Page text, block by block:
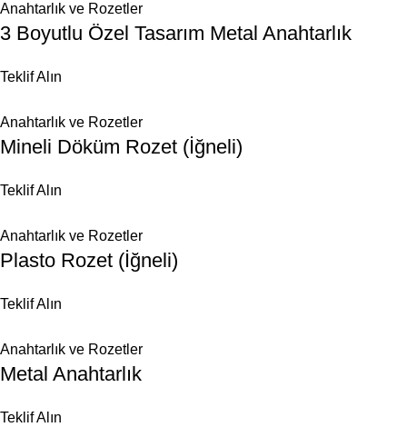
Anahtarlık ve Rozetler
3 Boyutlu Özel Tasarım Metal Anahtarlık
Teklif Alın
Anahtarlık ve Rozetler
Mineli Döküm Rozet (İğneli)
Teklif Alın
Anahtarlık ve Rozetler
Plasto Rozet (İğneli)
Teklif Alın
Anahtarlık ve Rozetler
Metal Anahtarlık
Teklif Alın